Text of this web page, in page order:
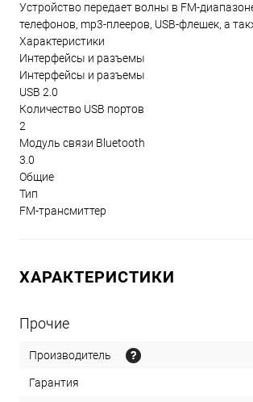
Устройство передает волны в FM-
телефонов, mp3-плееров, USB-флешек, а
Характеристики
Интерфейсы и разъемы
Интерфейсы и разъемы
USB 2.0
Количество USB портов
2
Модуль связи Bluetooth
3.0
Общие
Тип
FM-трансмиттер
ХАРАКТЕРИСТИКИ
Прочие
Производитель
Гарантия